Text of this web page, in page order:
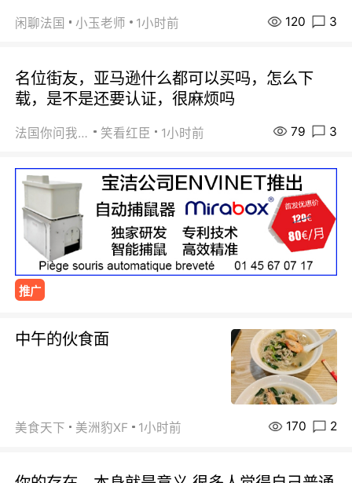
闲聊法国 小玉老师 1小时前 120 3
名位街友，亚马逊什么都可以买吗，怎么下
载，是不是还要认证，很麻烦吗
法国你问我答 笑看红臣 1小时前 79 3
推广
中午的伙食面
美食天下 美洲豹XF 1小时前 170 2